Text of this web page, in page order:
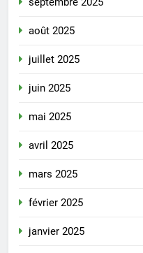
août 2025
juillet 2025
juin 2025
mai 2025
avril 2025
mars 2025
février 2025
janvier 2025